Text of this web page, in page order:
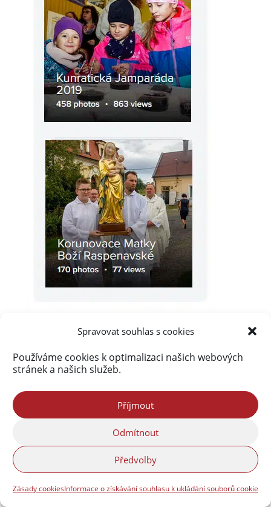
Spravovat souhlas s cookies
Používáme cookies k optimalizaci našich webových
stránek a našich služeb.
Příjmout
Odmítnout
Předvolby
Zásady cookiesInformace o získávání souhlasu k ukládání souborů cookie
289 825 spamů